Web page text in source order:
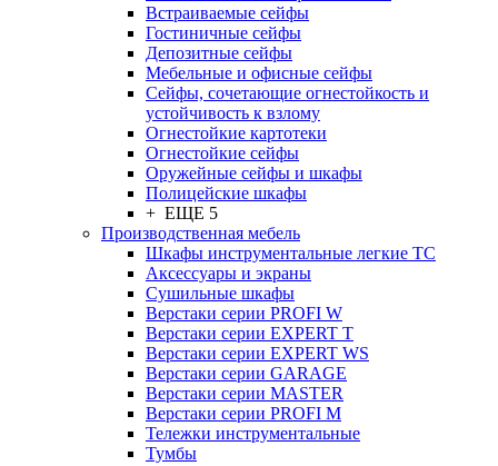
Встраиваемые сейфы
Гостиничные сейфы
Депозитные сейфы
Мебельные и офисные сейфы
Сейфы, сочетающие огнестойкость и
устойчивость к взлому
Огнестойкие картотеки
Огнестойкие сейфы
Оружейные сейфы и шкафы
Полицейские шкафы
+ ЕЩЕ 5
Производственная мебель
Шкафы инструментальные легкие ТС
Аксессуары и экраны
Cушильные шкафы
Верстаки серии PROFI W
Верстаки серии EXPERT T
Верстаки серии EXPERT WS
Верстаки серии GARAGE
Верстаки серии MASTER
Верстаки серии PROFI M
Тележки инструментальные
Тумбы